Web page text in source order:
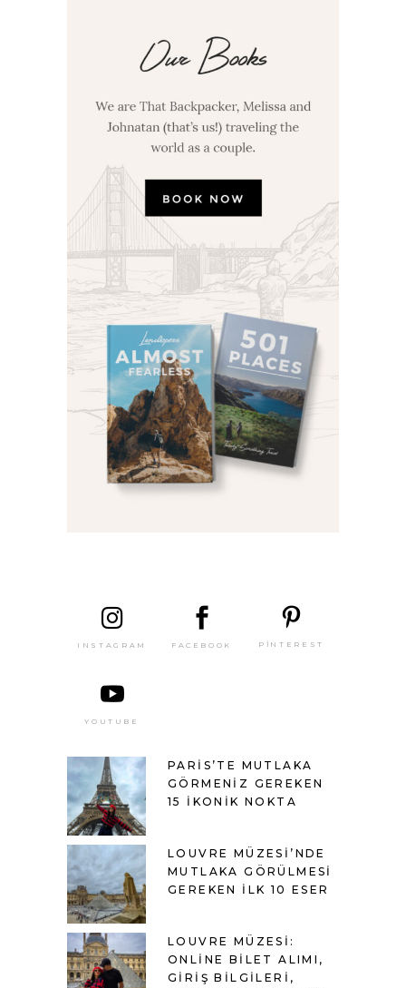
INSTAGRAM FACEBOOK PINTEREST
YOUTUBE
PARIS’TE MUTLAKA
GÖRMENIZ GEREKEN
15 İKONIK NOKTA
LOUVRE MÜZESI’NDE
MUTLAKA GÖRÜLMESI
GEREKEN İLK 10 ESER
LOUVRE MÜZESI:
ONLINE BILET ALIMI,
GIRIŞ BILGILERI,